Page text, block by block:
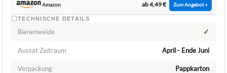
Amazon ab 4,49 € Zum Angebot »
TECHNISCHE DETAILS
Bienenweide ✓
Aussat Zeitraum April - Ende Juni
Verpackung Pappkarton